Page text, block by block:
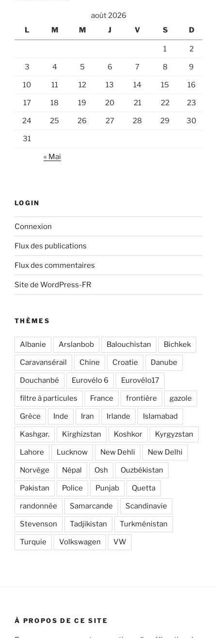
août 2026
L
M M J V S D
1 2
3 4 5 6 7 8 9
10 11 12 13 14 15 16
17 18 19 20 21 22 23
24 25 26 27 28 29 30
31
« Mai
LOGIN
Connexion
Flux des publications
Flux des commentaires
Site de WordPress-FR
THÈMES
Albanie Arslanbob Balouchistan Bichkek
Caravansérail Chine Croatie Danube
Douchanbé Eurovélo 6 Eurovélo17
filtre à particules France frontière gazole
Grèce Inde Iran Irlande Islamabad
Kashgar. Kirghizstan Koshkor Kyrgyzstan
Lahore Lucknow New Dehli New Delhi
Norvège Népal Osh Ouzbékistan
Pakistan Police Punjab Quetta
randonnée Samarcande Scandinavie
Stevenson Tadjikistan Turkménistan
Turquie Volkswagen VW
À PROPOS DE CE SITE